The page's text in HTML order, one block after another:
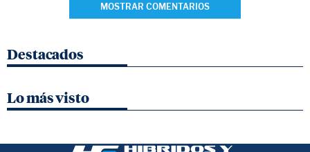
MOSTRAR COMENTARIOS
Destacados
Lo más visto